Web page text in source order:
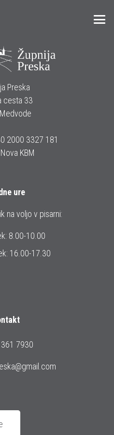
Preska
cesta 33
2000 3327 181
KBM
ure
na voljo v pisarni:
8.00-10.00
16.00-17.30
7930